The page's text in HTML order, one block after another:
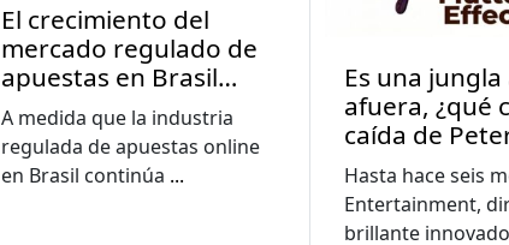
El crecimiento del
mercado regulado de
apuestas en Brasil
impulsa una mayor
educación sobre las
cuotas
A medida que la industria
regulada de apuestas online
en Brasil continúa ...
Es una jungla
afuera, ¿qué
caída de
Jackson?
Hasta hace seis
Entertainment,
brillante